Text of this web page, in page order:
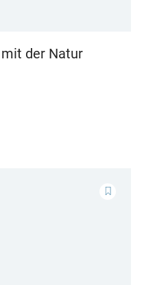
der Natur